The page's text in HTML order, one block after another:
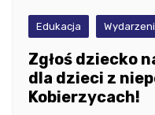
Edukacja
Zgłoś dziecko
dla dzieci z
Kobierzycach!